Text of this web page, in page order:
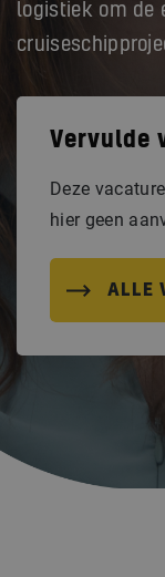
logistiek om de
Vervulde
Deze
hier geen
ALLE